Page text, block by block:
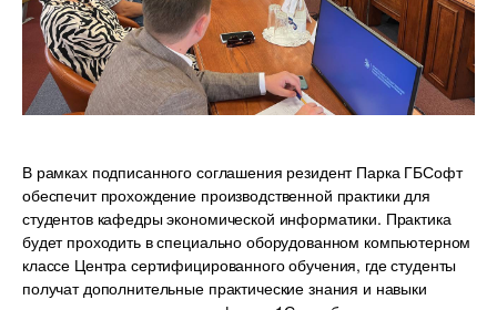
В рамках подписанного соглашения резидент Парка ГБСофт
обеспечит прохождение производственной практики для
студентов кафедры экономической информатики. Практика
будет проходить в специально оборудованном компьютерном
классе Центра сертифицированного обучения, где студенты
получат дополнительные практические знания и навыки